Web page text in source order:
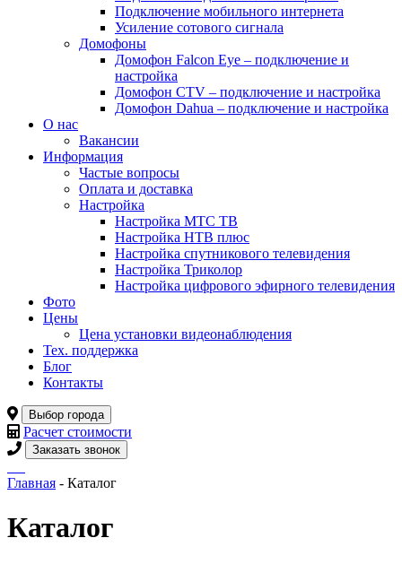
Подключение мобильного интернета
Усиление сотового сигнала
Домофоны
Домофон Falcon Eye – подключение и
настройка
Домофон CTV – подключение и настройка
Домофон Dahua – подключение и настройка
О нас
Вакансии
Информация
Частые вопросы
Оплата и доставка
Настройка
Настройка МТС ТВ
Настройка НТВ плюс
Настройка спутникового телевидения
Настройка Триколор
Настройка цифрового эфирного телевидения
Фото
Цены
Цена установки видеонаблюдения
Тех. поддержка
Блог
Контакты
Выбор города
Расчет стоимости
Заказать звонок
Главная - Каталог
Каталог